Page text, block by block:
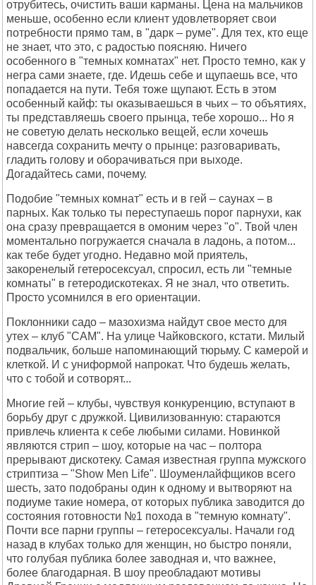
отрубитесь, очистить ваши карманы. Цена на мальчиков
меньше, особенно если клиент удовлетворяет свои
потребности прямо там, в "дарк – руме". Для тех, кто еще
не знает, что это, с радостью поясняю. Ничего
особенного в "темных комнатах" нет. Просто темно, как у
негра сами знаете, где. Идешь себе и щупаешь все, что
попадается на пути. Тебя тоже щупают. Есть в этом
особенный кайф: ты оказываешься в чьих – то объятиях,
ты представляешь своего прынца, тебе хорошо... Но я
не советую делать несколько вещей, если хочешь
навсегда сохранить мечту о прынце: разговаривать,
гладить голову и оборачиваться при выходе.
Догадайтесь сами, почему.
Подобие "темных комнат" есть и в гей – саунах – в
парных. Как только ты переступаешь порог парнухи, как
она сразу превращается в омоним через "о". Твой член
моментально погружается сначала в ладонь, а потом...
как тебе будет угодно. Недавно мой приятель,
закоренелый гетеросексуал, спросил, есть ли "темные
комнаты" в гетеродискотеках. Я не знал, что ответить.
Просто усомнился в его ориентации.
Поклонники садо – мазохизма найдут свое место для
утех – клуб "САМ". На улице Чайковского, кстати. Милый
подвальчик, больше напоминающий тюрьму. С камерой и
клеткой. И с униформой напрокат. Что будешь желать,
что с тобой и сотворят...
Многие гей – клубы, чувствуя конкуренцию, вступают в
борьбу друг с дружкой. Цивилизованную: стараются
привлечь клиента к себе любыми силами. Новинкой
являются стрип – шоу, которые на час – полтора
прерывают дискотеку. Самая известная группа мужского
стриптиза – "Show Men Life". Шоуменлайфщиков всего
шесть, зато подобраны один к одному и вытворяют на
подиуме такие номера, от которых публика заводится до
состояния готовности №1 похода в "темную комнату".
Почти все парни группы – гетеросексуалы. Начали год
назад в клубах только для женщин, но быстро поняли,
что голубая публика более заводная и, что важнее,
более благодарная. В шоу преобладают мотивы